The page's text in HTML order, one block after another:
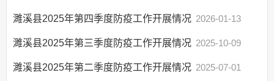
“双随机一公开”
新闻发布
濉溪县2025年第四季度防疫工作开展情况 2026-01-13
濉溪县2025年第三季度防疫工作开展情况 2025-10-09
濉溪县2025年第二季度防疫工作开展情况 2025-07-01